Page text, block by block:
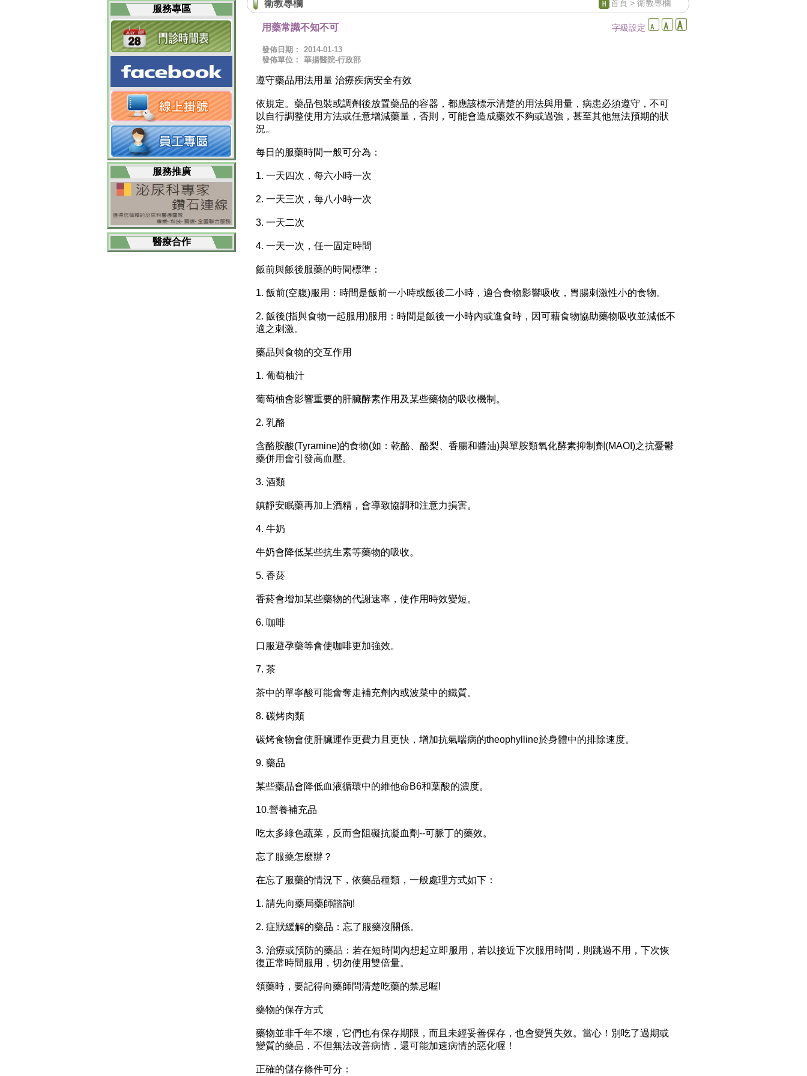
服務專區
服務推廣
醫療合作
衛教專欄 首頁 > 衛教專欄
字級設定
用藥常識不知不可
發佈日期：
2014-01-13
發佈單位：
華揚醫院-行政部
遵守藥品用法用量 治療疾病安全有效
依規定。藥品包裝或調劑後放置藥品的容器，都應該標示清楚的用法與用量，病患必須遵守，不可
以自行調整使用方法或任意增減藥量，否則，可能會造成藥效不夠或過強，甚至其他無法預期的狀
況。
每日的服藥時間一般可分為：
1. 一天四次，每六小時一次
2. 一天三次，每八小時一次
3. 一天二次
4. 一天一次，任一固定時間
飯前與飯後服藥的時間標準：
1. 飯前(空腹)服用：時間是飯前一小時或飯後二小時，適合食物影響吸收，胃腸刺激性小的食物。
2. 飯後(指與食物一起服用)服用：時間是飯後一小時內或進食時，因可藉食物協助藥物吸收並減低不
適之刺激。
藥品與食物的交互作用
1. 葡萄柚汁
葡萄柚會影響重要的肝臟酵素作用及某些藥物的吸收機制。
2. 乳酪
含酪胺酸(Tyramine)的食物(如：乾酪、酪梨、香腸和醬油)與單胺類氧化酵素抑制劑(MAOI)之抗憂鬱
藥併用會引發高血壓。
3. 酒類
鎮靜安眠藥再加上酒精，會導致協調和注意力損害。
4. 牛奶
牛奶會降低某些抗生素等藥物的吸收。
5. 香菸
香菸會增加某些藥物的代謝速率，使作用時效變短。
6. 咖啡
口服避孕藥等會使咖啡更加強效。
7. 茶
茶中的單寧酸可能會奪走補充劑內或波菜中的鐵質。
8. 碳烤肉類
碳烤食物會使肝臟運作更費力且更快，增加抗氣喘病的theophylline於身體中的排除速度。
9. 藥品
某些藥品會降低血液循環中的維他命B6和葉酸的濃度。
10.營養補充品
吃太多綠色蔬菜，反而會阻礙抗凝血劑--可脈丁的藥效。
忘了服藥怎麼辦？
在忘了服藥的情況下，依藥品種類，一般處理方式如下：
1. 請先向藥局藥師諮詢!
2. 症狀緩解的藥品：忘了服藥沒關係。
3. 治療或預防的藥品：若在短時間內想起立即服用，若以接近下次服用時間，則跳過不用，下次恢
復正常時間服用，切勿使用雙倍量。
領藥時，要記得向藥師問清楚吃藥的禁忌喔!
藥物的保存方式
藥物並非千年不壞，它們也有保存期限，而且未經妥善保存，也會變質失效。當心！別吃了過期或
變質的藥品，不但無法改善病情，還可能加速病情的惡化喔！
正確的儲存條件可分：